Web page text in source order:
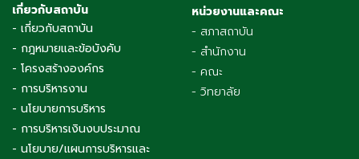
เกี่ยวกับสถาบัน
- เกี่ยวกับสถาบัน
- กฎหมายและข้อบังคับ
- โครงสร้างองค์กร
- การบริหารงาน
- นโยบายการบริหาร
- การบริหารเงินงบประมาณ
- นโยบาย/แผนการบริหารและ
หน่วยงานและคณะ
- สภาสถาบัน
- สำนักงาน
- คณะ
- วิทยาลัย